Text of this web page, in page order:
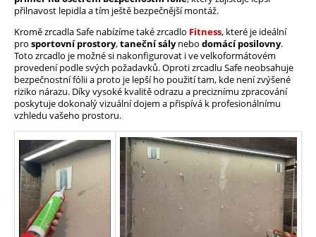
přilnavost lepidla a tím ještě bezpečnější montáž.
Kromě zrcadla Safe nabízíme také zrcadlo Fitness, které je ideální
pro sportovní prostory,taneční sálynebo domácí posilovny.
Toto zrcadlo je možné si nakonfigurovat i ve velkoformátovém
provedení podle svých požadavků. Oproti zrcadlu Safe neobsahuje
bezpečnostní fólii a proto je lepší ho použití tam, kde není zvýšené
riziko nárazu. Díky vysoké kvalitě odrazu a preciznímu zpracování
poskytuje dokonalý vizuální dojem a přispívá k profesionálnímu
vzhledu vašeho prostoru.